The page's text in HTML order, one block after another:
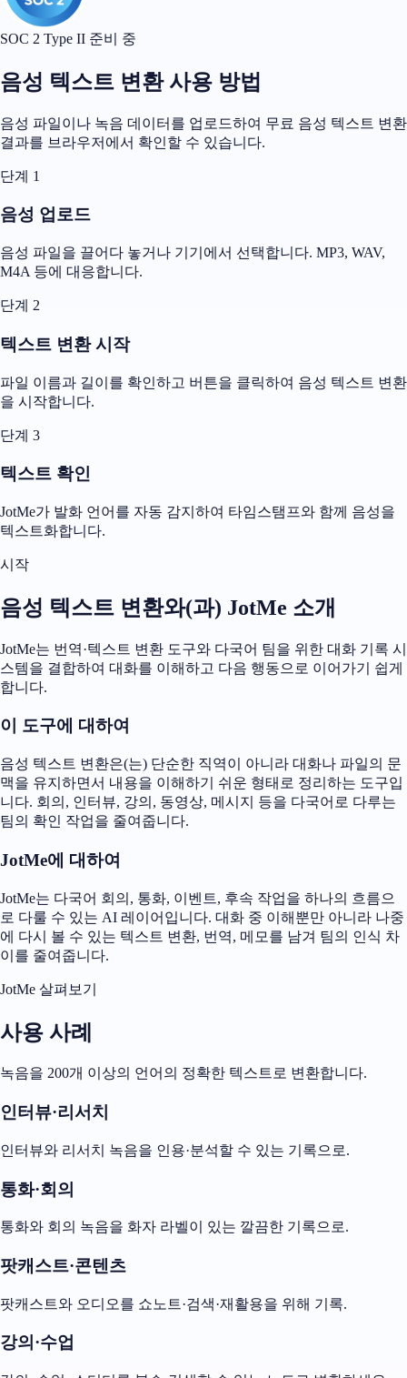
SOC 2 Type II 준비 중
음성 텍스트 변환 사용 방법
음성 파일이나 녹음 데이터를 업로드하여 무료 음성 텍스트 변환
결과를 브라우저에서 확인할 수 있습니다.
단계 1
음성 업로드
음성 파일을 끌어다 놓거나 기기에서 선택합니다. MP3, WAV,
M4A 등에 대응합니다.
단계 2
텍스트 변환 시작
파일 이름과 길이를 확인하고 버튼을 클릭하여 음성 텍스트 변환
을 시작합니다.
단계 3
텍스트 확인
JotMe가 발화 언어를 자동 감지하여 타임스탬프와 함께 음성을
텍스트화합니다.
시작
음성 텍스트 변환와(과) JotMe 소개
JotMe는 번역·텍스트 변환 도구와 다국어 팀을 위한 대화 기록 시
스템을 결합하여 대화를 이해하고 다음 행동으로 이어가기 쉽게
합니다.
이 도구에 대하여
음성 텍스트 변환은(는) 단순한 직역이 아니라 대화나 파일의 문
맥을 유지하면서 내용을 이해하기 쉬운 형태로 정리하는 도구입
니다. 회의, 인터뷰, 강의, 동영상, 메시지 등을 다국어로 다루는
팀의 확인 작업을 줄여줍니다.
JotMe에 대하여
JotMe는 다국어 회의, 통화, 이벤트, 후속 작업을 하나의 흐름으
로 다룰 수 있는 AI 레이어입니다. 대화 중 이해뿐만 아니라 나중
에 다시 볼 수 있는 텍스트 변환, 번역, 메모를 남겨 팀의 인식 차
이를 줄여줍니다.
JotMe 살펴보기
사용 사례
녹음을 200개 이상의 언어의 정확한 텍스트로 변환합니다.
인터뷰·리서치
인터뷰와 리서치 녹음을 인용·분석할 수 있는 기록으로.
통화·회의
통화와 회의 녹음을 화자 라벨이 있는 깔끔한 기록으로.
팟캐스트·콘텐츠
팟캐스트와 오디오를 쇼노트·검색·재활용을 위해 기록.
강의·수업